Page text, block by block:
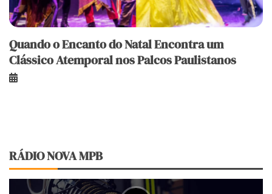
Quando o Encanto do Natal Encontra um
Clássico Atemporal nos Palcos Paulistanos
RÁDIO NOVA MPB